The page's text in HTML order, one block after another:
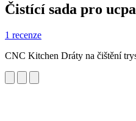
Čistící sada pro
1 recenze
CNC Kitchen Dráty na čištění